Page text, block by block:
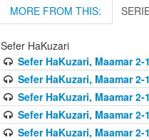
MORE FROM THIS:
Sefer HaKuzari
Sefer HaKuzari, Maamar 2-
Sefer HaKuzari, Maamar 2-
Sefer HaKuzari, Maamar 2-
Sefer HaKuzari, Maamar 2-
Sefer HaKuzari, Maamar 2-